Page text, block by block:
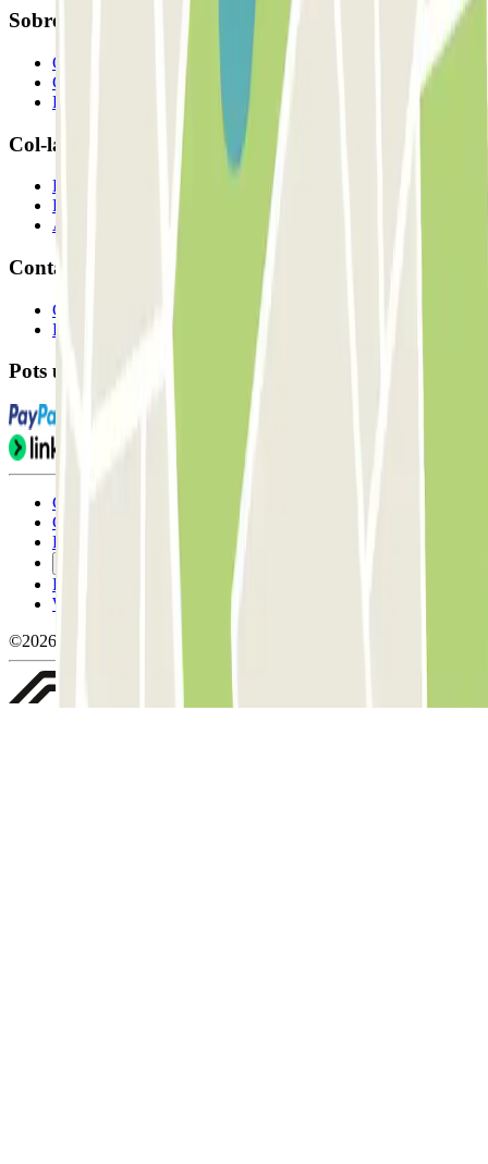
Sobre Parclick
Qui som
Com funciona?
Els nostres pàrquings
Col-laborem?
Professionals
Proveïdor de pàrquing
Afiliat
Contacte
Contacta'ns
FAQ
Pots utilitzar aquests mètodes de pagament:
Condicions d'ús i contratació
Condicions de cancel-lació
Política de cookies
Política de privacitat
Whistleblowing
©2026 Parclick. All rights reserved